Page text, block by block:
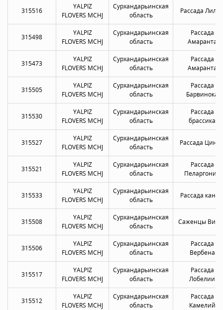
315516
YALPIZ
FLOVERS MCHJ
Сурхандарьинская
область
Рассада
315498
YALPIZ
FLOVERS MCHJ
Сурхандарьинская
область
Рассада
Амаранта
315473
YALPIZ
FLOVERS MCHJ
Сурхандарьинская
область
Рассада
Амаранта
315505
YALPIZ
FLOVERS MCHJ
Сурхандарьинская
область
Рассада
Барвинока
315530
YALPIZ
FLOVERS MCHJ
Сурхандарьинская
область
Рассада
брассика
315527
YALPIZ
FLOVERS MCHJ
Сурхандарьинская
область
Рассада
315521
YALPIZ
FLOVERS MCHJ
Сурхандарьинская
область
Рассада
Пеларгонии
315533
YALPIZ
FLOVERS MCHJ
Сурхандарьинская
область
Рассада
315508
YALPIZ
FLOVERS MCHJ
Сурхандарьинская
область
Саженцы
315506
YALPIZ
FLOVERS MCHJ
Сурхандарьинская
область
Рассада
Вербена
315517
YALPIZ
FLOVERS MCHJ
Сурхандарьинская
область
Рассада
Лобелии
315512
YALPIZ
FLOVERS MCHJ
Сурхандарьинская
область
Рассада
Камелий